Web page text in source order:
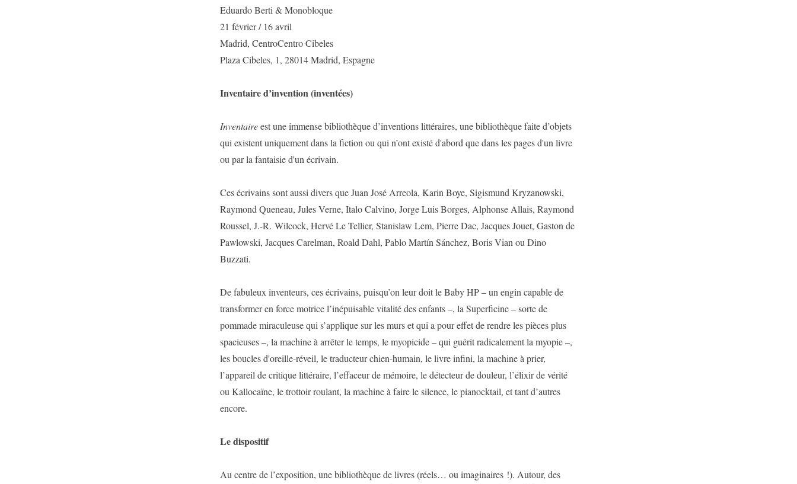
Eduardo Berti & Monobloque
21 février / 16 avril
Madrid, CentroCentro Cibeles
Plaza Cibeles, 1, 28014 Madrid, Espagne
Inventaire d’invention (inventées)
Inventaireest une immense bibliothèque d’inventions littéraires, une bibliothèque faite d’objets
qui existent uniquement dans la fiction ou qui n’ont existé d'abord que dans les pages d'un livre
ou par la fantaisie d'un écrivain.
Ces écrivains sont aussi divers que Juan José Arreola, Karin Boye, Sigismund Kryzanowski,
Raymond Queneau, Jules Verne, Italo Calvino, Jorge Luis Borges, Alphonse Allais, Raymond
Roussel, J.-R. Wilcock, Hervé Le Tellier, Stanislaw Lem, Pierre Dac, Jacques Jouet, Gaston de
Pawlowski, Jacques Carelman, Roald Dahl, Pablo Martín Sánchez, Boris Vian ou Dino
Buzzati.
De fabuleux inventeurs, ces écrivains, puisqu’on leur doit le Baby HP – un engin capable de
transformer en force motrice l’inépuisable vitalité des enfants –, la Superficine – sorte de
pommade miraculeuse qui s’applique sur les murs et qui a pour effet de rendre les pièces plus
spacieuses –, la machine à arrêter le temps, le myopicide – qui guérit radicalement la myopie –,
les boucles d'oreille-réveil, le traducteur chien-humain, le livre infini, la machine à prier,
l’appareil de critique littéraire, l’effaceur de mémoire, le détecteur de douleur, l’élixir de vérité
ou Kallocaïne, le trottoir roulant, la machine à faire le silence, le pianocktail, et tant d’autres
encore.
Le dispositif
Au centre de l’exposition, une bibliothèque de livres (réels… ou imaginaires !). Autour, des